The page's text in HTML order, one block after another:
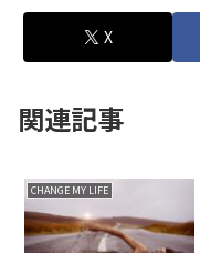
X
関連記事
CHANGE MY LIFE